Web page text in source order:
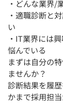
・どんな業界/
・適職診断と
い
・IT業界には
悩んでいる
まずは自分の
ませんか？
診断結果を履
かまで採用担